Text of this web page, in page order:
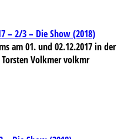
– 2/3 – Die Show (2018)
am 01. und 02.12.2017 in der
Volkmer volkmr